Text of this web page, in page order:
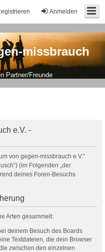
Anmelden
missbrauch
Partner/Freunde
e.V. -
von gegen-missbrauch e.V.“
(im Folgenden „der
deines Foren-Besuchs
Arten gesammelt:
deinem Besuch des Boards
Textdateien, die dein Browser
zwischen den einzelnen